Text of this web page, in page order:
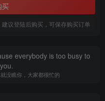
买
议登陆后购买，可保存购买订单
everybody is too busy to
没瞧你，大家都很忙的